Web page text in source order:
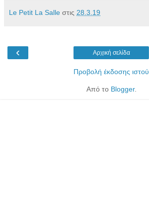
Le Petit La Salle στις 28.3.19
‹ Αρχική σελίδα
Προβολή έκδοσης ιστού
Από το Blogger.